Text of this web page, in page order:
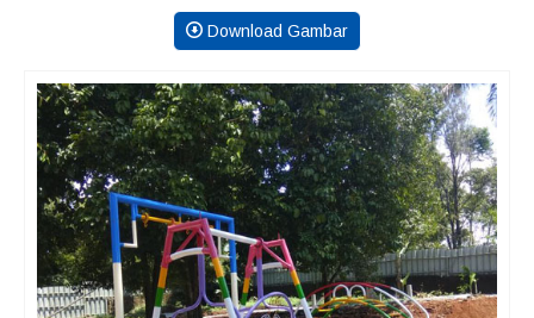
Download Gambar